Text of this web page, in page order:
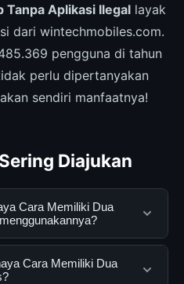
Tanpa Aplikasi Ilegal layak
dari wintechmobiles.com.
pengguna di tahun
perlu dipertanyakan
sendiri manfaatnya!
Diajukan
Cara Memiliki Dua
Memiliki Dua Akun adalah
untuk membantu
Cara Memiliki Dua